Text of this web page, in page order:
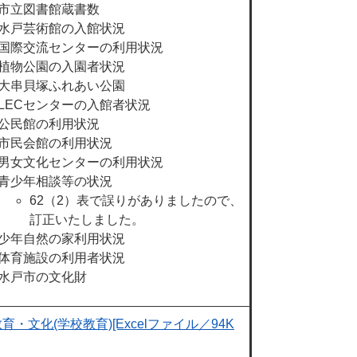
立図書館蔵書数
戸芸術館の入館状況
際交流センターの利用状況
物公園の入園者状況
串貝塚ふれあい公園
センターの入館者状況
民館の利用状況
民会館の利用状況
女文化センターの利用状況
少年相談等の状況
62（2）表で誤りがありましたので、
訂正いたしました。
年自然の家利用状況
育施設の利用者状況
戸市の文化財
育・文化(学校教育)[Excelファイル／94K